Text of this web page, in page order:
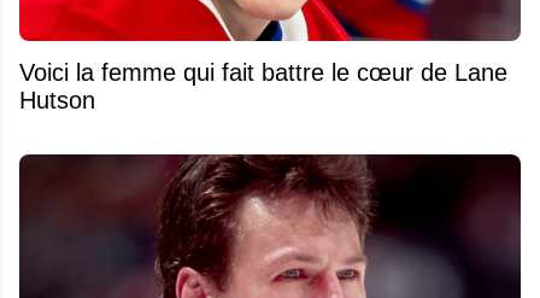
Voici la femme qui fait battre le cœur de Lane
Hutson